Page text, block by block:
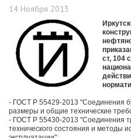
14 Ноября 2013
ст, 104
- ГОСТ Р 55429-2013 "Соединения
размеры и общие технические
- ГОСТ Р 55430-2013 "Соединения
технического состояния и методы